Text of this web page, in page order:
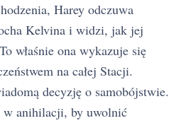
Harey odczuwa
Kelvina i widzi, jak jej
właśnie ona wykazuje się
na całej Stacji.
decyzję o samobójstwie.
w anihilacji, by uwolnić